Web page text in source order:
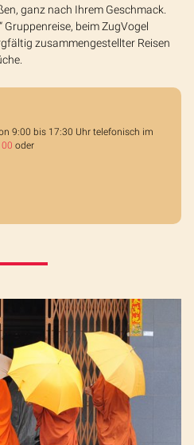
ganz nach Ihrem Geschmack.
Gruppenreise, beim ZugVogel
zusammengestellter Reisen
9:00 bis 17:30 Uhr telefonisch im
oder